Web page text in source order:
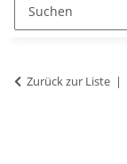
Zurück zur Liste